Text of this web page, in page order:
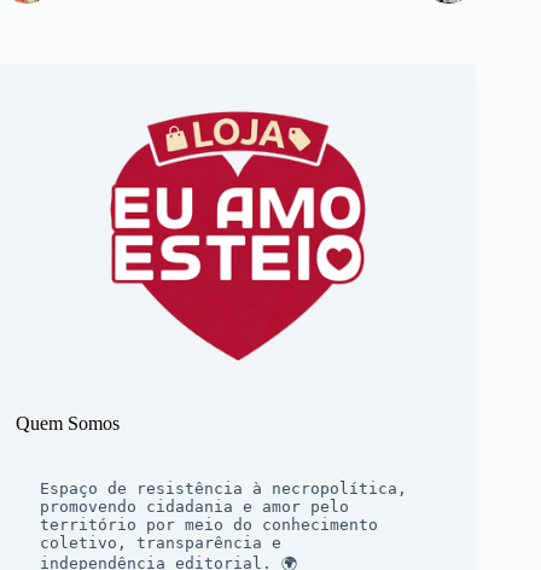
Quem Somos
Espaço de resistência à necropolítica,
promovendo cidadania e amor pelo
território por meio do conhecimento
coletivo, transparência e
independência editorial. 🌍